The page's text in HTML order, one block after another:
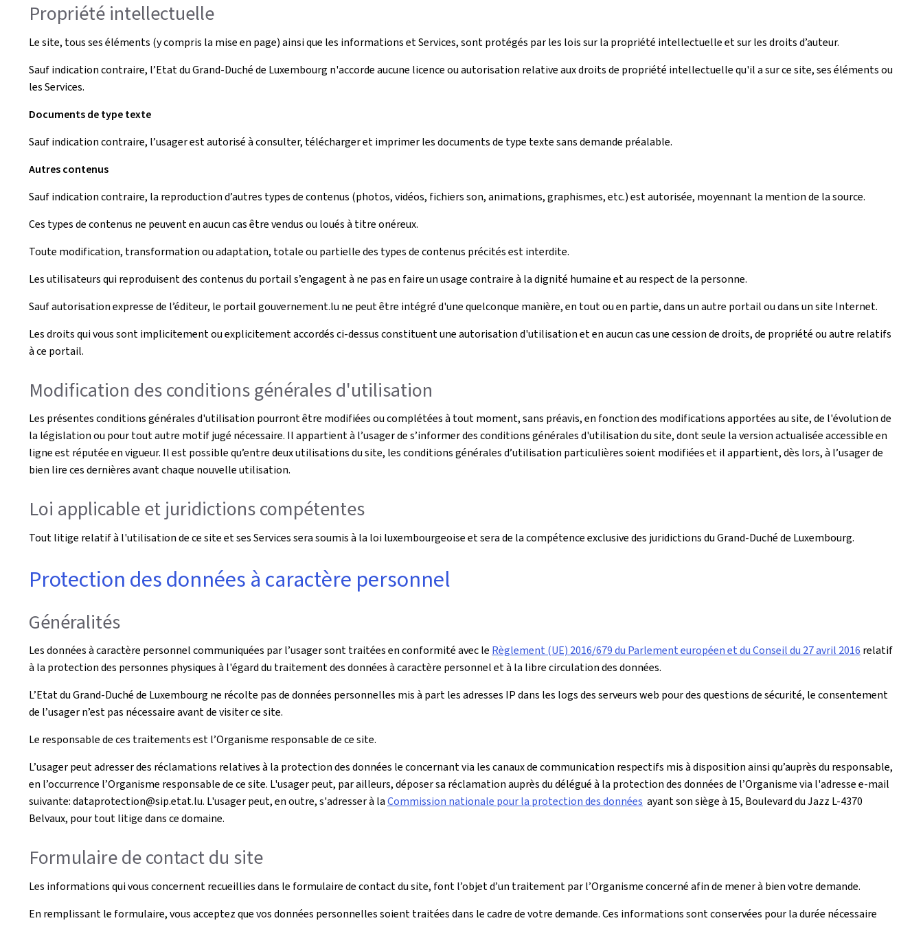
Propriété intellectuelle
Le site, tous ses éléments (y compris la mise en page) ainsi que les informations et Services, sont protégés par les lois sur la propriété intellectuelle et sur les droits d’auteur.
Sauf indication contraire, l’Etat du Grand-Duché de Luxembourg n'accorde aucune licence ou autorisation relative aux droits de propriété intellectuelle qu'il a sur ce site, ses éléments ou
les Services.
Documents de type texte
Sauf indication contraire, l’usager est autorisé à consulter, télécharger et imprimer les documents de type texte sans demande préalable.
Autres contenus
Sauf indication contraire, la reproduction d’autres types de contenus (photos, vidéos, fichiers son, animations, graphismes, etc.) est autorisée, moyennant la mention de la source.
Ces types de contenus ne peuvent en aucun cas être vendus ou loués à titre onéreux.
Toute modification, transformation ou adaptation, totale ou partielle des types de contenus précités est interdite.
Les utilisateurs qui reproduisent des contenus du portail s’engagent à ne pas en faire un usage contraire à la dignité humaine et au respect de la personne.
Sauf autorisation expresse de l’éditeur, le portail gouvernement.lu ne peut être intégré d'une quelconque manière, en tout ou en partie, dans un autre portail ou dans un site Internet.
Les droits qui vous sont implicitement ou explicitement accordés ci-dessus constituent une autorisation d'utilisation et en aucun cas une cession de droits, de propriété ou autre relatifs
à ce portail.
Modification des conditions générales d'utilisation
Les présentes conditions générales d'utilisation pourront être modifiées ou complétées à tout moment, sans préavis, en fonction des modifications apportées au site, de l'évolution de
la législation ou pour tout autre motif jugé nécessaire. Il appartient à l’usager de s’informer des conditions générales d'utilisation du site, dont seule la version actualisée accessible en
ligne est réputée en vigueur. Il est possible qu’entre deux utilisations du site, les conditions générales d’utilisation particulières soient modifiées et il appartient, dès lors, à l’usager de
bien lire ces dernières avant chaque nouvelle utilisation.
Loi applicable et juridictions compétentes
Tout litige relatif à l'utilisation de ce site et ses Services sera soumis à la loi luxembourgeoise et sera de la compétence exclusive des juridictions du Grand-Duché de Luxembourg.
Protection des données à caractère personnel
Généralités
Les données à caractère personnel communiquées par l’usager sont traitées en conformité avec le Règlement (UE) 2016/679 du Parlement européen et du Conseil du 27 avril 2016 relatif
à la protection des personnes physiques à l'égard du traitement des données à caractère personnel et à la libre circulation des données.
L’Etat du Grand-Duché de Luxembourg ne récolte pas de données personnelles mis à part les adresses IP dans les logs des serveurs web pour des questions de sécurité, le consentement
de l’usager n’est pas nécessaire avant de visiter ce site.
Le responsable de ces traitements est l’Organisme responsable de ce site.
L’usager peut adresser des réclamations relatives à la protection des données le concernant via les canaux de communication respectifs mis à disposition ainsi qu’auprès du responsable,
en l’occurrence l’Organisme responsable de ce site. L'usager peut, par ailleurs, déposer sa réclamation auprès du délégué à la protection des données de l’Organisme via l'adresse e-mail
suivante: dataprotection@sip.etat.lu. L'usager peut, en outre, s'adresser à laCommission nationale pour la protection des données ayant son siège à 15, Boulevard du Jazz L-4370
Belvaux, pour tout litige dans ce domaine.
Formulaire de contact du site
Les informations qui vous concernent recueillies dans le formulaire de contact du site, font l’objet d’un traitement par l’Organisme concerné afin de mener à bien votre demande.
En remplissant le formulaire, vous acceptez que vos données personnelles soient traitées dans le cadre de votre demande. Ces informations sont conservées pour la durée nécessaire